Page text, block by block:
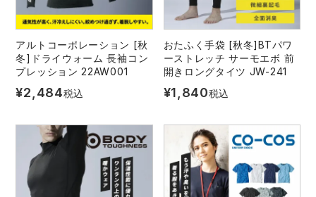
アルトコーポレーション [秋
冬]ドライウォーム 長袖コン
プレッション 22AW001
¥2,484税込
おたふく手袋 [秋冬]BTパワ
ーストレッチ サーモエボ 前
開きロングタイツ JW-241
¥1,840税込